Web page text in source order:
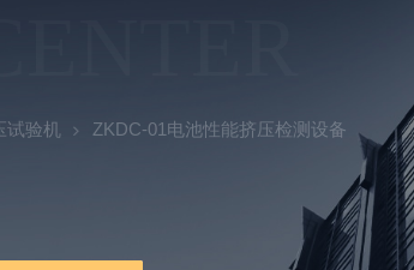
试验机 ZKDC-01电池性能挤压检测设备